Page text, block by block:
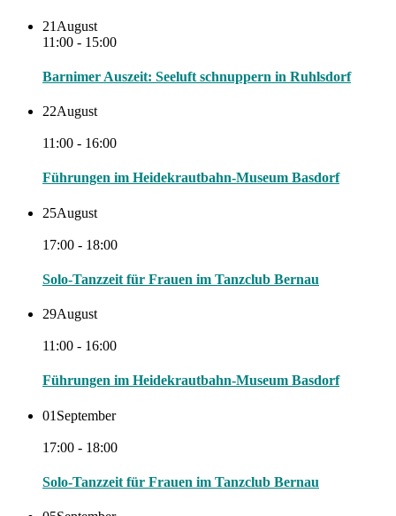
21 August
11:00 - 15:00
Barnimer Auszeit: Seeluft schnuppern in Ruhlsdorf
22August
11:00 - 16:00
Führungen im Heidekrautbahn-Museum Basdorf
25August
17:00 - 18:00
Solo-Tanzzeit für Frauen im Tanzclub Bernau
29August
11:00 - 16:00
Führungen im Heidekrautbahn-Museum Basdorf
01 September
17:00 - 18:00
Solo-Tanzzeit für Frauen im Tanzclub Bernau